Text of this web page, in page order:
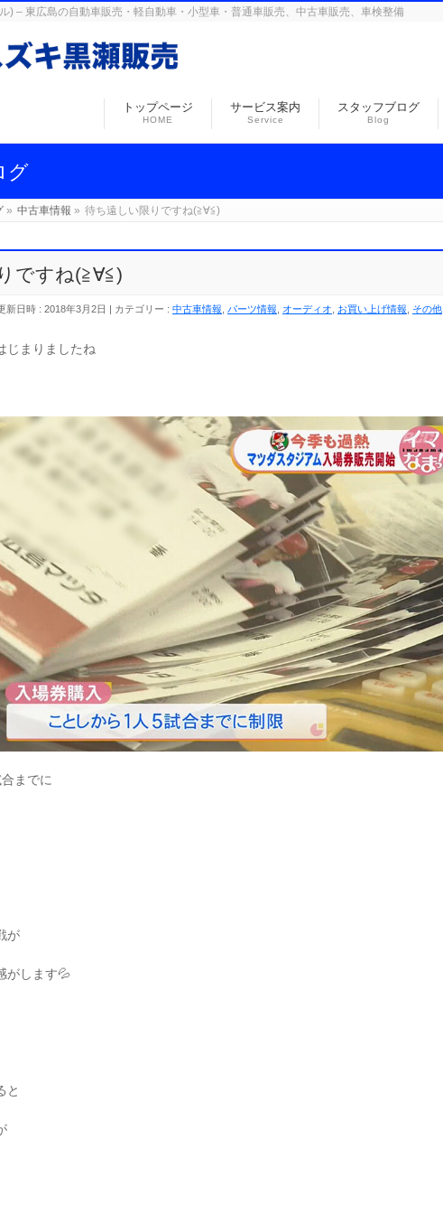
) – 東広島の自動車販売・軽自動車・小型車・普通車販売、中古車販売、車検整備
トップページ
HOME
サービス案内
Service
スタッフブログ
Blog
グ
» 中古車情報 » 待ち遠しい限りですね(≧∀≦)
ですね(≧∀≦)
新日時 : 2018年3月2日 カテゴリー : 中古車情報 パーツ情報 オーディオ お買い上げ情報 その他
じまりましたね
までに
が
がします💦
と